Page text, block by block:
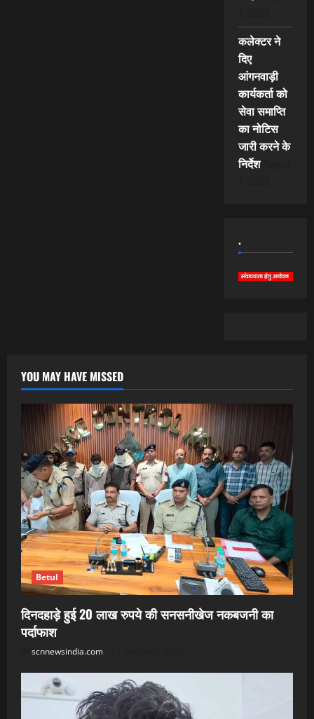
कलेक्टर ने
दिए
आंगनवाड़ी
कार्यकर्ता को
सेवा समाप्ति
का नोटिस
जारी करने के
निर्देश
.
YOU MAY HAVE MISSED
Betul
दिनदहाड़े हुई 20 लाख रुपये की सनसनीखेज नकबजनी का
पर्दाफाश
scnnewsindia.com